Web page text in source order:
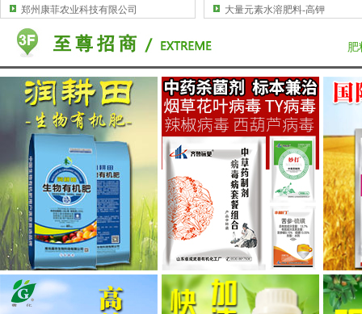
郑州康菲农业科技有限公司
大量元素水溶肥料-高钾
肥